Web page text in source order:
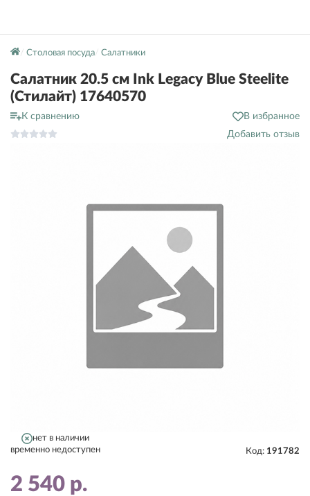
Столовая посуда Салатники
Салатник 20.5 см Ink Legacy Blue Steelite
(Стилайт) 17640570
К сравнению
В избранное
Добавить отзыв
нет в наличии
временно недоступен
Код: 191782
2 540 р.